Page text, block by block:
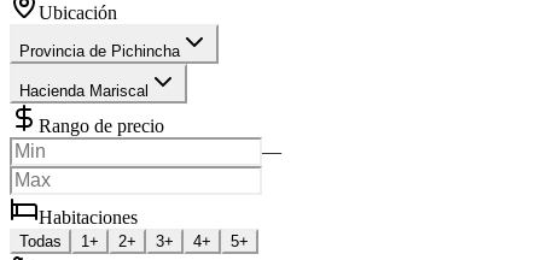
Ubicación
Provincia de Pichincha
Hacienda Mariscal
Rango de precio
—
Habitaciones
Todas 1+ 2+ 3+ 4+ 5+